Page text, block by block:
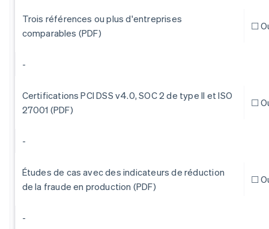
Trois références ou plus d'entreprises
comparables (PDF)
☐
-
Certifications PCI DSS v4.0, SOC 2 de type II et ISO
27001 (PDF)
☐
-
Études de cas avec des indicateurs de réduction
de la fraude en production (PDF)
☐
-